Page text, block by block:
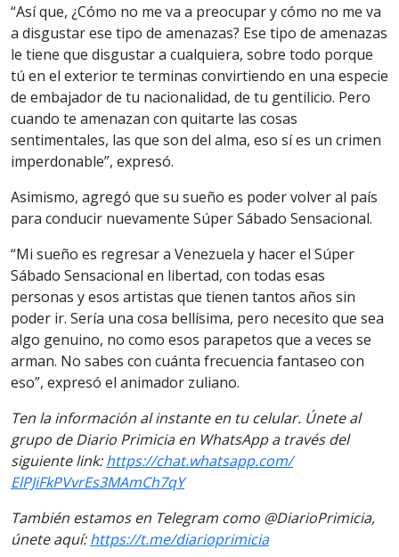
“Así que, ¿Cómo no me va a preocupar y cómo no me va
a disgustar ese tipo de amenazas? Ese tipo de amenazas
le tiene que disgustar a cualquiera, sobre todo porque
tú en el exterior te terminas convirtiendo en una especie
de embajador de tu nacionalidad, de tu gentilicio. Pero
cuando te amenazan con quitarte las cosas
sentimentales, las que son del alma, eso sí es un crimen
imperdonable”, expresó.
Asimismo, agregó que su sueño es poder volver al país
para conducir nuevamente Súper Sábado Sensacional.
“Mi sueño es regresar a Venezuela y hacer el Súper
Sábado Sensacional en libertad, con todas esas
personas y esos artistas que tienen tantos años sin
poder ir. Sería una cosa bellísima, pero necesito que sea
algo genuino, no como esos parapetos que a veces se
arman. No sabes con cuánta frecuencia fantaseo con
eso”, expresó el animador zuliano.
Ten la información al instante en tu celular. Únete al
grupo de Diario Primicia en WhatsApp a través del
siguiente link:https://chat.whatsapp.com/
ElPJiFkPVvrEs3MAmCh7qY
También estamos en Telegram como @DiarioPrimicia,
únete aquí:https://t.me/diarioprimicia